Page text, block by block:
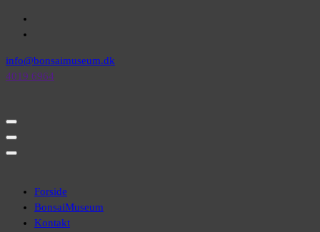
Videre
info@bonsaimuseum.dk
4019 6964
Forside
BonsaiMuseum
Kontakt